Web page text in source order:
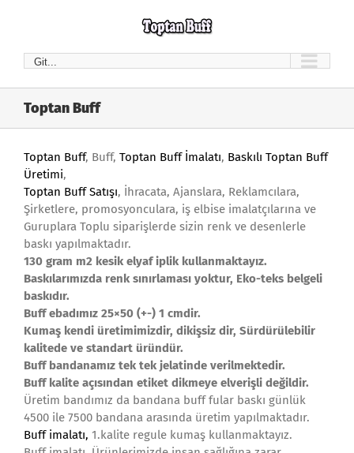
Git...
Toptan Buff
Toptan Buff, Buff, Toptan Buff İmalatı, Baskılı Toptan Buff
Üretimi,
Toptan BuffSatışı, İhracata, Ajanslara, Reklamcılara,
Şirketlere, promosyonculara, iş elbise imalatçılarına ve
Guruplara Toplu siparişlerde sizin renk ve desenlerle
baskı yapılmaktadır.
130 gram m2 kesik elyaf iplik kullanmaktayız.
Baskılarımızda renk sınırlaması yoktur, Eko-teks belgeli
baskıdır.
Buff ebadımız 25×50 (+-) 1 cmdir.
Kumaş kendi üretimimizdir, dikişsiz dir, Sürdürülebilir
kalitede ve standart üründür.
Buff bandanamız tek tek jelatinde verilmektedir.
Buff kalite açısından etiket dikmeye elverişli değildir.
Üretim bandımız da bandana buff fular baskı günlük
4500 ile 7500 bandana arasında üretim yapılmaktadır.
Buff imalatı, 1.kalite regule kumaş kullanmaktayız.